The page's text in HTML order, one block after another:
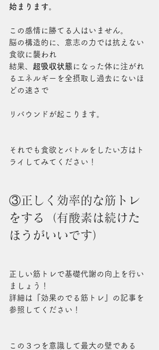
始まります。
この感情に勝てる人はいません。
脳の構造的に、意志の力では抗えない
食欲に襲われ
結果、 超吸収状態 になった体に注がれ
るエネルギーを全摂取し過去にないほ
どの速さで
リバウンドが起こります。
それでも食欲とバトルをしたい方はト
ライしてみてください！
③正しく効率的な筋トレ
をする（有酸素は続けた
ほうがいいです）
正しい筋トレで基礎代謝の向上を行い
ましょう！
詳細は『効果のでる筋トレ』の記事を
参照してください！
この３つを意識して最大の壁である